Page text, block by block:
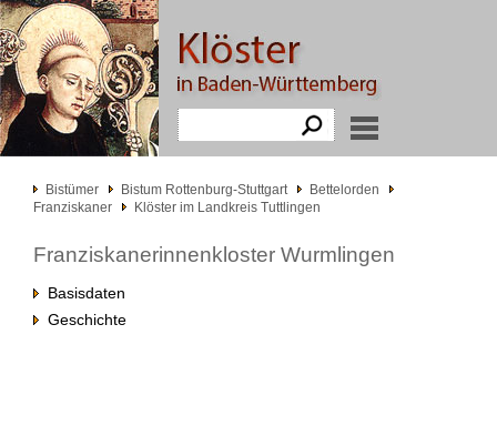
Bistümer Bistum Rottenburg-Stuttgart
Bettelorden
Franziskaner
Klöster im Landkreis Tuttlingen
Franziskanerinnenkloster Wurmlingen
Basisdaten
Geschichte